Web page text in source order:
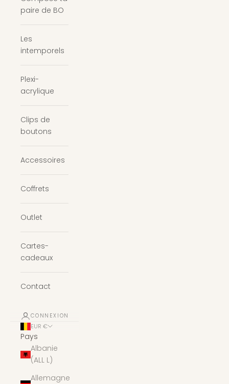
paire de BO
Les
intemporels
Plexi-
acrylique
Clips de
boutons
Accessoires
Coffrets
Outlet
Cartes-
cadeaux
Contact
CONNEXION
EUR €
Pays
Albanie
(ALL L)
Allemagne